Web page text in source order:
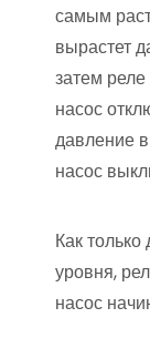
самым
вырастет
затем
насос
давление
насос
Как
уровня,
насос